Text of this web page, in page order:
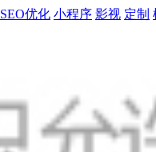
SEO优化 小程序 影视 定制